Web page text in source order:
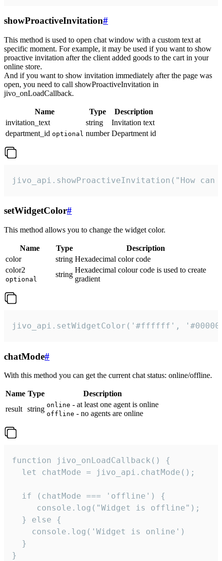
showProactiveInvitation#
This method is used to open chat window with a custom text at
specific moment. For example, it may be used if you want to show
proactive invitation after the client added goods to the cart in your
online store.
And if you want to show invitation immediately after the page was
open, you need to call showProactiveInvitation in
jivo_onLoadCallback.
Name Type
Description
invitation_text
string
Invitation text
department_id optional number Department id
jivo_api.showProactiveInvitation("How
setWidgetColor#
This method allows you to change the widget color.
Name Type
Description
color
string Hexadecimal color code
color2
optional
string
Hexadecimal colour code is used to create
gradient
jivo_api.setWidgetColor('#ffffff',
chatMode#
With this method you can get the current chat status: online/offline.
Name Type
Description
result string online - at least one agent is online
offline - no agents are online
function jivo_onLoadCallback() {
  let chatMode = jivo_api.chatMode();
  if (chatMode === 'offline') {
     console.log("Widget is offline");
  } else {
    console.log('Widget is online')
  }
}